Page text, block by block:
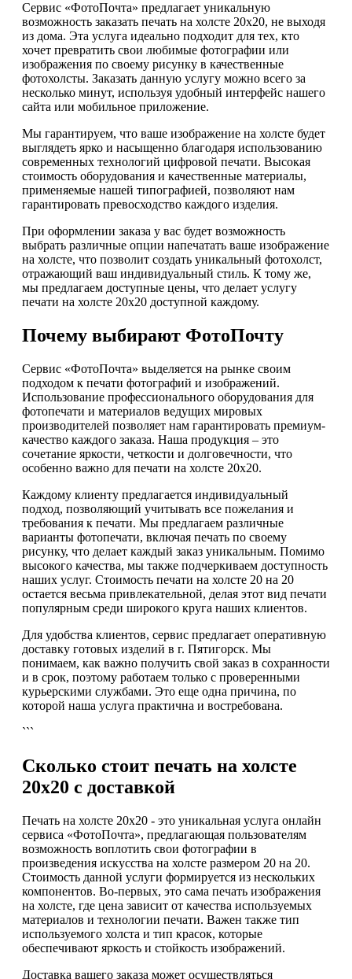
Сервис «ФотоПочта» предлагает уникальную
возможность заказать печать на холсте 20х20, не выходя
из дома. Эта услуга идеально подходит для тех, кто
хочет превратить свои любимые фотографии или
изображения по своему рисунку в качественные
фотохолсты. Заказать данную услугу можно всего за
несколько минут, используя удобный интерфейс нашего
сайта или мобильное приложение.
Мы гарантируем, что ваше изображение на холсте будет
выглядеть ярко и насыщенно благодаря использованию
современных технологий цифровой печати. Высокая
стоимость оборудования и качественные материалы,
применяемые нашей типографией, позволяют нам
гарантировать превосходство каждого изделия.
При оформлении заказа у вас будет возможность
выбрать различные опции напечатать ваше изображение
на холсте, что позволит создать уникальный фотохолст,
отражающий ваш индивидуальный стиль. К тому же,
мы предлагаем доступные цены, что делает услугу
печати на холсте 20х20 доступной каждому.
Почему выбирают ФотоПочту
Сервис «ФотоПочта» выделяется на рынке своим
подходом к печати фотографий и изображений.
Использование профессионального оборудования для
фотопечати и материалов ведущих мировых
производителей позволяет нам гарантировать премиум-
качество каждого заказа. Наша продукция – это
сочетание яркости, четкости и долговечности, что
особенно важно для печати на холсте 20х20.
Каждому клиенту предлагается индивидуальный
подход, позволяющий учитывать все пожелания и
требования к печати. Мы предлагаем различные
варианты фотопечати, включая печать по своему
рисунку, что делает каждый заказ уникальным. Помимо
высокого качества, мы также подчеркиваем доступность
наших услуг. Стоимость печати на холсте 20 на 20
остается весьма привлекательной, делая этот вид печати
популярным среди широкого круга наших клиентов.
Для удобства клиентов, сервис предлагает оперативную
доставку готовых изделий в г. Пятигорск. Мы
понимаем, как важно получить свой заказ в сохранности
и в срок, поэтому работаем только с проверенными
курьерскими службами. Это еще одна причина, по
которой наша услуга практична и востребована.
```
Сколько стоит печать на холсте
20х20 с доставкой
Печать на холсте 20х20 - это уникальная услуга онлайн
сервиса «ФотоПочта», предлагающая пользователям
возможность воплотить свои фотографии в
произведения искусства на холсте размером 20 на 20.
Стоимость данной услуги формируется из нескольких
компонентов. Во-первых, это сама печать изображения
на холсте, где цена зависит от качества используемых
материалов и технологии печати. Важен также тип
используемого холста и тип красок, которые
обеспечивают яркость и стойкость изображений.
Доставка вашего заказа может осуществляться